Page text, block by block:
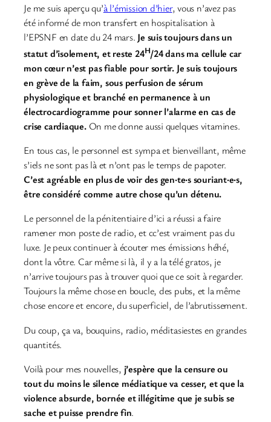
Je me suis aperçu qu’à l’émission d’hier, vous n’avez pas
été informé de mon transfert en hospitalisation à
l’EPSNF en date du 24 mars. Je suis toujours dans un
statut d’isolement, et reste 24H/24 dans ma cellule car
mon cœur n’est pas fiable pour sortir. Je suis toujours
en grève de la faim, sous perfusion de sérum
physiologique et branché en permanence à un
électrocardiogramme pour sonner l’alarme en cas de
crise cardiaque.On me donne aussi quelques vitamines.
En tous cas, le personnel est sympa et bienveillant, même
s’iels ne sont pas là et n’ont pas le temps de papoter.
C’est agréable en plus de voir des gen·te·s souriant·e·s,
être considéré comme autre chose qu’un détenu.
Le personnel de la pénitentiaire d’ici a réussi a faire
ramener mon poste de radio, et cc’est vraiment pas du
luxe. Je peux continuer à écouter mes émissions héhé,
dont la vôtre. Car même si là, il y a la télé gratos, je
n’arrive toujours pas à trouver quoi que ce soit à regarder.
Toujours la même chose en boucle, des pubs, et la même
chose encore et encore, du superficiel, de l’abrutissement.
Du coup, ça va, bouquins, radio, méditasiestes en grandes
quantités.
Voilà pour mes nouvelles, j’espère que la censure ou
tout du moins le silence médiatique va cesser, et que la
violence absurde, bornée et illégitime que je subis se
sache et puisse prendre fin.